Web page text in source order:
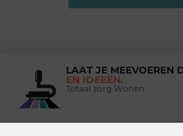
LAAT JE MEEVOEREN
EN IDEEËN.
Totaal zorg Wonen